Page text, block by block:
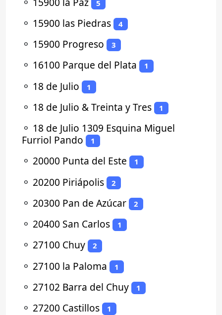
5
⚬ 15900 las Piedras 4
⚬ 15900 Progreso 3
⚬ 16100 Parque del Plata 1
⚬ 18 de Julio 1
⚬ 18 de Julio & Treinta y Tres 1
⚬ 18 de Julio 1309 Esquina Miguel
Furriol Pando
1
⚬ 20000 Punta del Este 1
⚬ 20200 Piriápolis 2
⚬ 20300 Pan de Azúcar 2
⚬ 20400 San Carlos 1
⚬ 27100 Chuy 2
⚬ 27100 la Paloma 1
⚬ 27102 Barra del Chuy 1
⚬ 27200 Castillos 1